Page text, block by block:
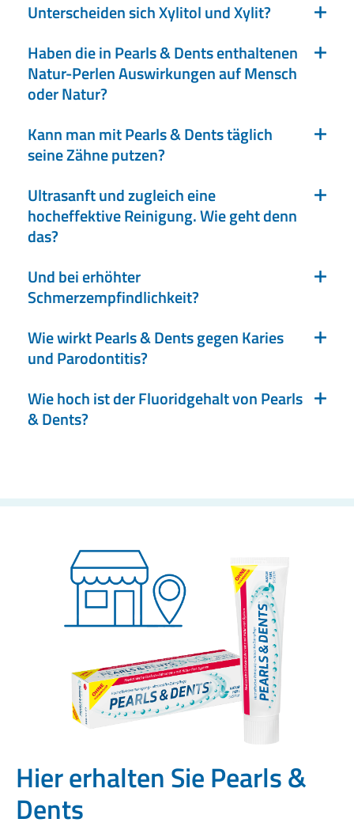
Unterscheiden sich Xylitol und Xylit?
Haben die in Pearls & Dents enthaltenen
Natur-Perlen Auswirkungen auf Mensch
oder Natur?
Kann man mit Pearls & Dents täglich
seine Zähne putzen?
Ultrasanft und zugleich eine
hocheffektive Reinigung. Wie geht denn
das?
Und bei erhöhter
Schmerzempfindlichkeit?
Wie wirkt Pearls & Dents gegen Karies
und Parodontitis?
Wie hoch ist der Fluoridgehalt von Pearls
& Dents?
Hier erhalten Sie Pearls &
Dents